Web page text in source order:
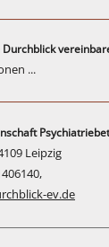
...
Leipzig
ev.de